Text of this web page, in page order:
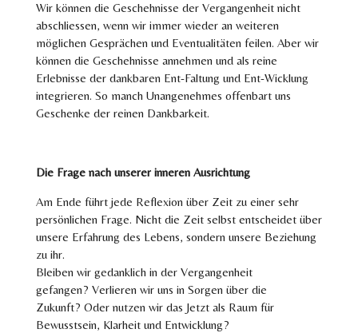
Wir können die Geschehnisse der Vergangenheit nicht
abschliessen, wenn wir immer wieder an weiteren
möglichen Gesprächen und Eventualitäten feilen. Aber wir
können die Geschehnisse annehmen und als reine
Erlebnisse der dankbaren Ent-Faltung und Ent-Wicklung
integrieren. So manch Unangenehmes offenbart uns
Geschenke der reinen Dankbarkeit.
Die Frage nach unserer inneren Ausrichtung
Am Ende führt jede Reflexion über Zeit zu einer sehr
persönlichen Frage. Nicht die Zeit selbst entscheidet über
unsere Erfahrung des Lebens, sondern unsere Beziehung
zu ihr.
Bleiben wir gedanklich in der Vergangenheit
gefangen? Verlieren wir uns in Sorgen über die
Zukunft? Oder nutzen wir das Jetzt als Raum für
Bewusstsein, Klarheit und Entwicklung?